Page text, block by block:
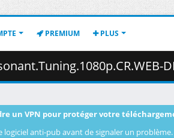
PREMIUM PLUS
DL.AAC2.0.H.264-
un VPN pour protéger votre
logiciel anti-pub avant de signaler un problème.